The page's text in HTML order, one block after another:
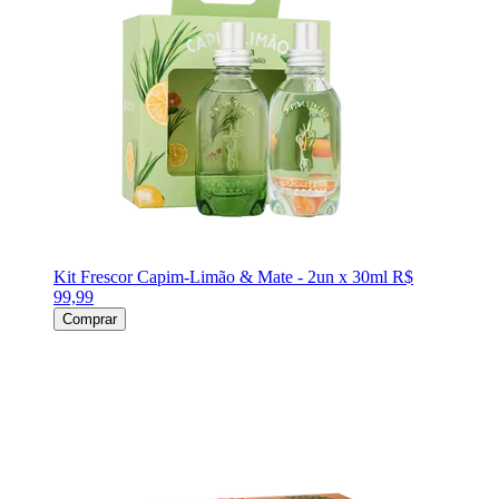
Kit Frescor Capim-Limão & Mate - 2un x 30ml R$
99,99
Comprar